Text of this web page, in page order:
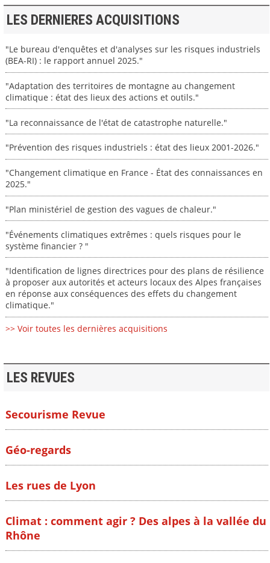
LES DERNIERES ACQUISITIONS
"Le bureau d'enquêtes et d'analyses sur les risques industriels
(BEA-RI) : le rapport annuel 2025."
"Adaptation des territoires de montagne au changement
climatique : état des lieux des actions et outils."
"La reconnaissance de l'état de catastrophe naturelle."
"Prévention des risques industriels : état des lieux 2001-2026."
"Changement climatique en France - État des connaissances en
2025."
"Plan ministériel de gestion des vagues de chaleur."
"Événements climatiques extrêmes : quels risques pour le
système financier ? "
"Identification de lignes directrices pour des plans de résilience
à proposer aux autorités et acteurs locaux des Alpes françaises
en réponse aux conséquences des effets du changement
climatique."
>> Voir toutes les dernières acquisitions
LES REVUES
Secourisme Revue
Géo-regards
Les rues de Lyon
Climat : comment agir ? Des alpes à la vallée du
Rhône